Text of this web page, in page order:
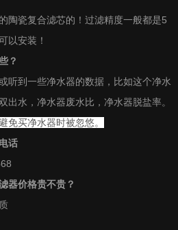
陶瓷复合滤芯的！过滤精度一般都是5
以安装！
？
听到一些净水器的数据，比如这个净水
出水，净水器废水比，净水器脱盐率。
免买净水器时被忽悠。
话
器价格贵不贵？